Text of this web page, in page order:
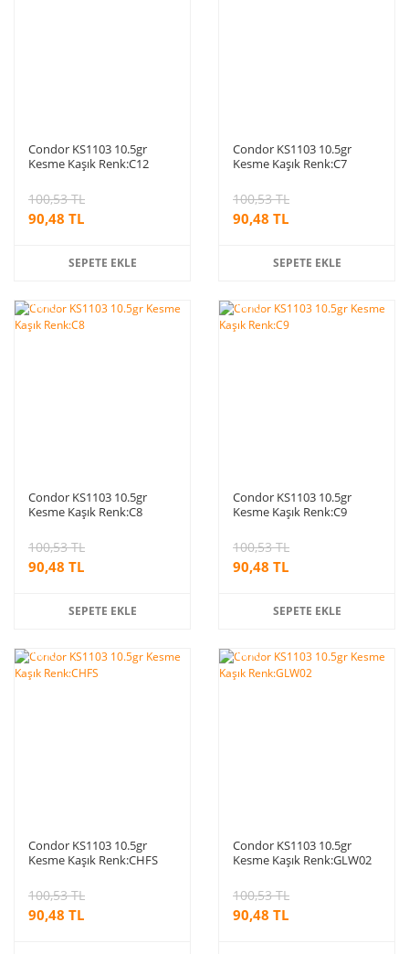
Condor KS1103 10.5gr
Kesme Kaşık Renk:C12
90,48 TL
100,53 TL
SEPETE EKLE
Condor KS1103 10.5gr
Kesme Kaşık Renk:C7
90,48 TL
100,53 TL
SEPETE EKLE
%10
Condor KS1103 10.5gr
Kesme Kaşık Renk:C8
90,48 TL
100,53 TL
SEPETE EKLE
%10
Condor KS1103 10.5gr
Kesme Kaşık Renk:C9
90,48 TL
100,53 TL
SEPETE EKLE
%10
Condor KS1103 10.5gr
Kesme Kaşık Renk:CHFS
90,48 TL
100,53 TL
%10
Condor KS1103 10.5gr
Kesme Kaşık Renk:GLW02
90,48 TL
100,53 TL